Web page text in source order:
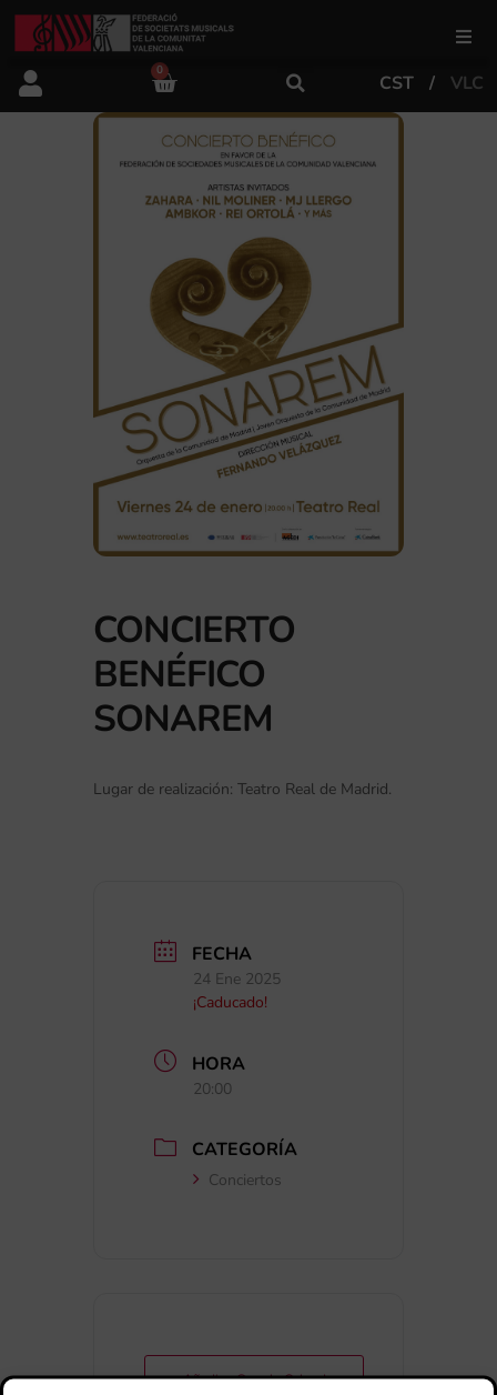
FSMCV
Áreas de gestión
0
CST VLC
CONCIERTO
BENÉFICO
SONAREM
Lugar de realización: Teatro Real de Madrid.
FECHA
24 Ene 2025
¡Caducado!
HORA
20:00
CATEGORÍA
Conciertos
+ Añadir a Google Calendar